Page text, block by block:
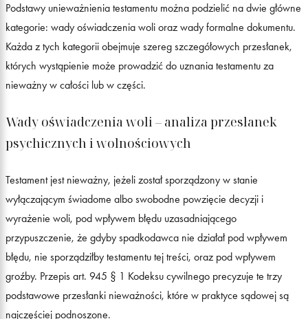
Podstawy unieważnienia testamentu można podzielić na dwie główne
kategorie: wady oświadczenia woli oraz wady formalne dokumentu.
Każda z tych kategorii obejmuje szereg szczegółowych przesłanek,
których wystąpienie może prowadzić do uznania testamentu za
nieważny w całości lub w części.
Wady oświadczenia woli – analiza przesłanek
psychicznych i wolnościowych
Testament jest nieważny, jeżeli został sporządzony w stanie
wyłączającym świadome albo swobodne powzięcie decyzji i
wyrażenie woli, pod wpływem błędu uzasadniającego
przypuszczenie, że gdyby spadkodawca nie działał pod wpływem
błędu, nie sporządziłby testamentu tej treści, oraz pod wpływem
groźby. Przepis art. 945 § 1 Kodeksu cywilnego precyzuje te trzy
podstawowe przesłanki nieważności, które w praktyce sądowej są
najczęściej podnoszone.